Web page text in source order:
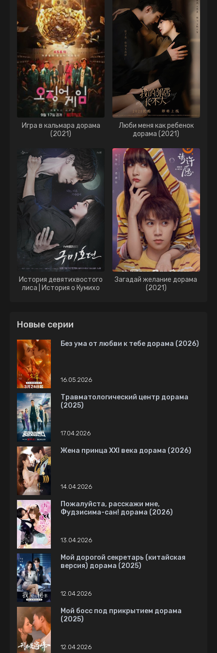
Игра в кальмара дорама
(2021)
Люби меня как ребенок
дорама (2021)
История девятихвостого
лиса | История о Кумихо
Загадай желание дорама
(2021)
Новые серии
Без ума от любви к тебе дорама (2026)
16.05.2026
Травматологический центр дорама
(2025)
17.04.2026
Жена принца XXI века дорама (2026)
14.04.2026
Пожалуйста, расскажи мне,
Фудзисима-сан! дорама (2026)
13.04.2026
Мой дорогой секретарь (китайская
версия) дорама (2025)
12.04.2026
Мой босс под прикрытием дорама
(2025)
12.04.2026